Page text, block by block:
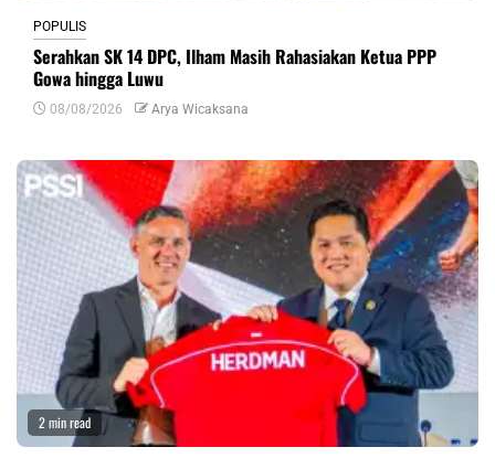
POPULIS
Serahkan SK 14 DPC, Ilham Masih Rahasiakan Ketua PPP
Gowa hingga Luwu
08/08/2026 Arya Wicaksana
2 min read